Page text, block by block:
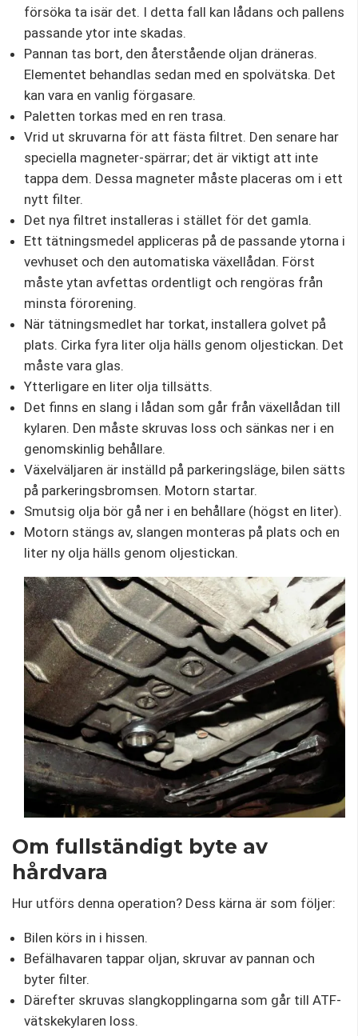
försöka ta isär det. I detta fall kan lådans och pallens
passande ytor inte skadas.
Pannan tas bort, den återstående oljan dräneras.
Elementet behandlas sedan med en spolvätska. Det
kan vara en vanlig förgasare.
Paletten torkas med en ren trasa.
Vrid ut skruvarna för att fästa filtret. Den senare har
speciella magneter-spärrar; det är viktigt att inte
tappa dem. Dessa magneter måste placeras om i ett
nytt filter.
Det nya filtret installeras i stället för det gamla.
Ett tätningsmedel appliceras på de passande ytorna i
vevhuset och den automatiska växellådan. Först
måste ytan avfettas ordentligt och rengöras från
minsta förorening.
När tätningsmedlet har torkat, installera golvet på
plats. Cirka fyra liter olja hälls genom oljestickan. Det
måste vara glas.
Ytterligare en liter olja tillsätts.
Det finns en slang i lådan som går från växellådan till
kylaren. Den måste skruvas loss och sänkas ner i en
genomskinlig behållare.
Växelväljaren är inställd på parkeringsläge, bilen sätts
på parkeringsbromsen. Motorn startar.
Smutsig olja bör gå ner i en behållare (högst en liter).
Motorn stängs av, slangen monteras på plats och en
liter ny olja hälls genom oljestickan.
Om fullständigt byte av
hårdvara
Hur utförs denna operation? Dess kärna är som följer:
Bilen körs in i hissen.
Befälhavaren tappar oljan, skruvar av pannan och
byter filter.
Därefter skruvas slangkopplingarna som går till ATF-
vätskekylaren loss.